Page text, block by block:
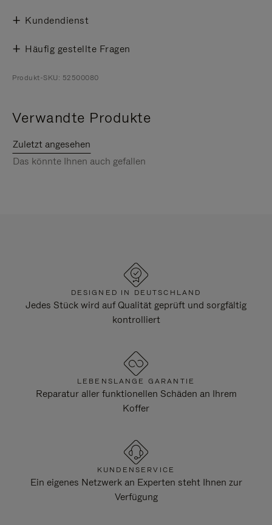
Kundendienst
Häufig gestellte Fragen
Produkt-SKU: 52500080
Verwandte Produkte
Zuletzt angesehen
Das könnte Ihnen auch gefallen
DESIGNED IN DEUTSCHLAND
Jedes Stück wird auf Qualität geprüft und sorgfältig
kontrolliert
LEBENSLANGE GARANTIE
Reparatur aller funktionellen Schäden an Ihrem
Koffer
KUNDENSERVICE
Ein eigenes Netzwerk an Experten steht Ihnen zur
Verfügung